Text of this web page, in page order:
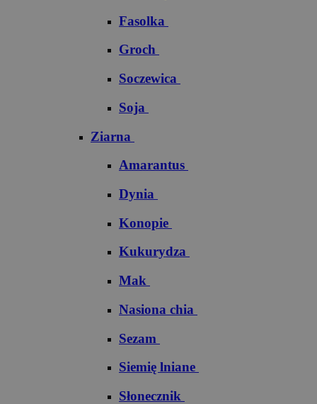
Fasolka
Groch
Soczewica
Soja
Ziarna
Amarantus
Dynia
Konopie
Kukurydza
Mak
Nasiona chia
Sezam
Siemię lniane
Słonecznik